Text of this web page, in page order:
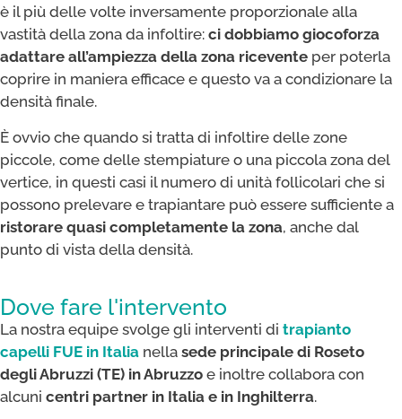
è il più delle volte inversamente proporzionale alla
vastità della zona da infoltire: ci dobbiamo giocoforza
adattare all’ampiezza della zona ricevente per poterla
coprire in maniera efficace e questo va a condizionare la
densità finale.
È ovvio che quando si tratta di infoltire delle zone
piccole, come delle stempiature o una piccola zona del
vertice, in questi casi il numero di unità follicolari che si
possono prelevare e trapiantare può essere sufficiente a
ristorare quasi completamente la zona, anche dal
punto di vista della densità.
Dove fare l'intervento
La nostra equipe svolge gli interventi di trapianto
capelli FUE in Italia nella sede principale di Roseto
degli Abruzzi (TE) in Abruzzo e inoltre collabora con
alcuni centri partner in Italia e in Inghilterra.